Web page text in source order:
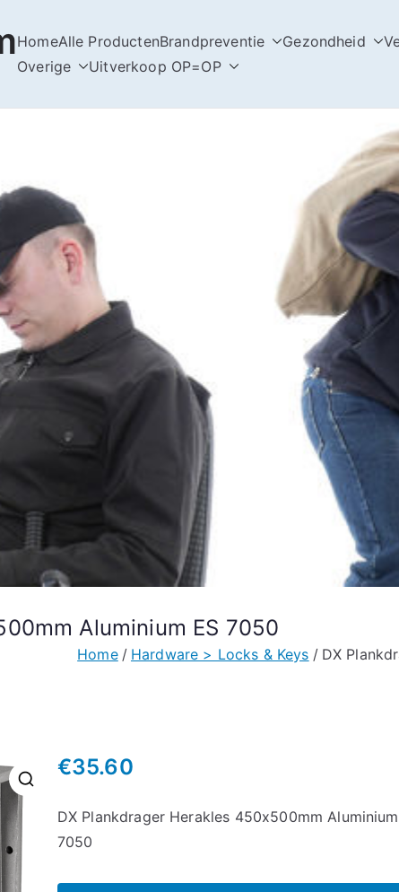
HomeAlle ProductenBrandpreventie Gezondheid
Overige
Uitverkoop OP=OP
Aluminium ES 7050
Home Hardware > Locks & Keys DX
🔍
€35.60
DX Plankdrager Herakles 450x500mm
7050